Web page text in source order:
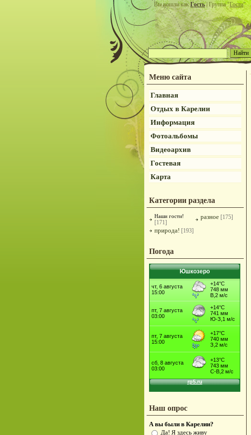
Вы вошли какГость| Группа "Гости"
Меню сайта
Главная
Отдых в Карелии
Информация
Фотоальбомы
Видеоархив
Гостевая
Карта
Категории раздела
Наши гости!
[171]
разное [175]
природа! [193]
Погода
Юшкозеро
Наш опрос
А вы были в Карелии?
Да! Я здесь живу